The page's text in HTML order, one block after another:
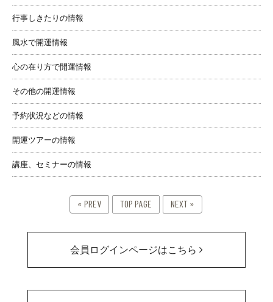
行事しきたりの情報
風水で開運情報
心の在り方で開運情報
その他の開運情報
予約状況などの情報
開運ツアーの情報
講座、セミナーの情報
« PREV TOP PAGE NEXT »
会員ログインページはこちら